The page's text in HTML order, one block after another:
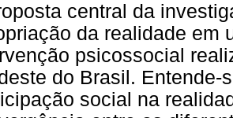
central da
da realidade em
psicossocial
do Brasil. Entende-
social na